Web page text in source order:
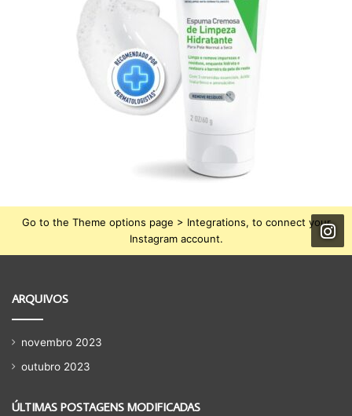
Go to the Theme options page > Integrations, to connect your
Instagram account.
ARQUIVOS
novembro 2023
outubro 2023
ÚLTIMAS POSTAGENS MODIFICADAS